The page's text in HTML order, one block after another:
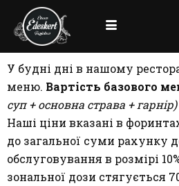
У будні дні в нашому
меню. Вартість базового
суп + основна страва + гарнір)
Наші ціни вказані в
до загальної суми рахунку
обслуговування в розмірі
зональної дози стягується